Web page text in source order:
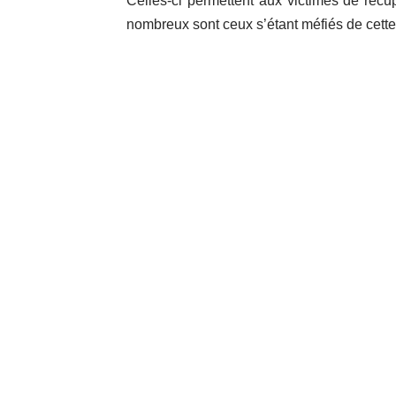
nombreux sont ceux s’étant méfiés de